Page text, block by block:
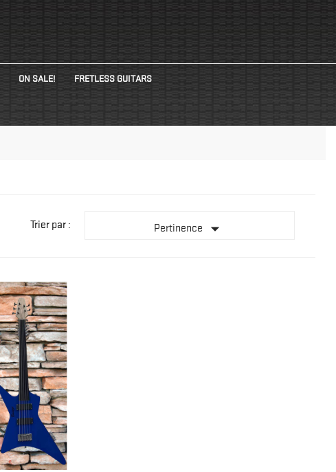
ON SALE! FRETLESS GUITARS
Trier par : Pertinence 